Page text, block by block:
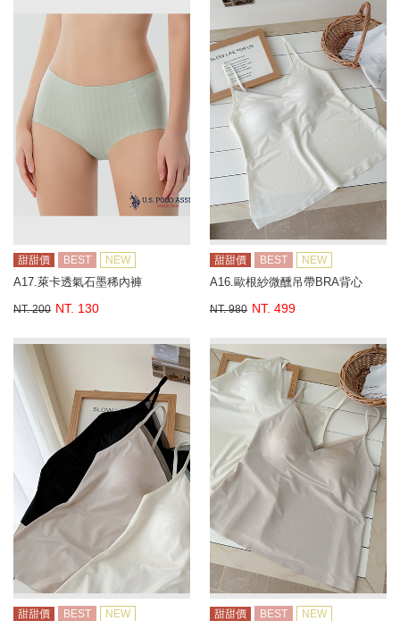
甜甜價 BEST NEW
A17.萊卡透氣石墨稀內褲
NT. 200 NT. 130
甜甜價 BEST NEW
A16.歐根紗微醺吊帶BRA背心
NT. 980 NT. 499
甜甜價 BEST NEW 甜甜價 BEST NEW